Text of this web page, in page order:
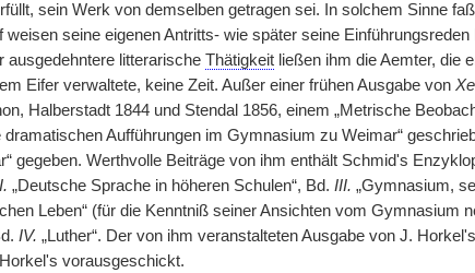
sein Werk von demselben getragen sei. In solchem Sinne
seine eigenen Antritts- wie später seine
ausgedehntere litterarische Thätigkeitließen ihm die Aemter, die
Eifer verwaltete, keine Zeit. Außer einer frühen Ausgabe von
Halberstadt 1844 und Stendal 1856, einem „Metrische
dramatischen Aufführungen im Gymnasium zu Weimar“
gegeben. Werthvolle Beiträge von ihm enthält Schmid's
I. „Deutsche Sprache in höheren Schulen“, Bd. III. „Gymnasium,
Leben“ (für die Kenntniß seiner Ansichten vom Gymnasium
IV. „Luther“. Der von ihm veranstalteten Ausgabe von J.
vorausgeschickt.